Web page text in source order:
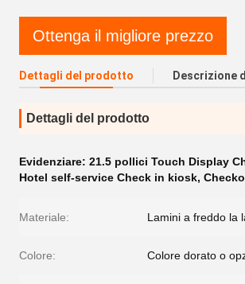
Ottenga il migliore prezzo
Dettagli del prodotto Descrizione
Dettagli del prodotto
Evidenziare: 21.5 pollici Touch Display
Hotel self-service Check in kiosk,
Materiale: Lamini a freddo la
Colore: Colore dorato o